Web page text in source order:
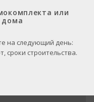
или
дома
на следующий день:
сроки строительства.